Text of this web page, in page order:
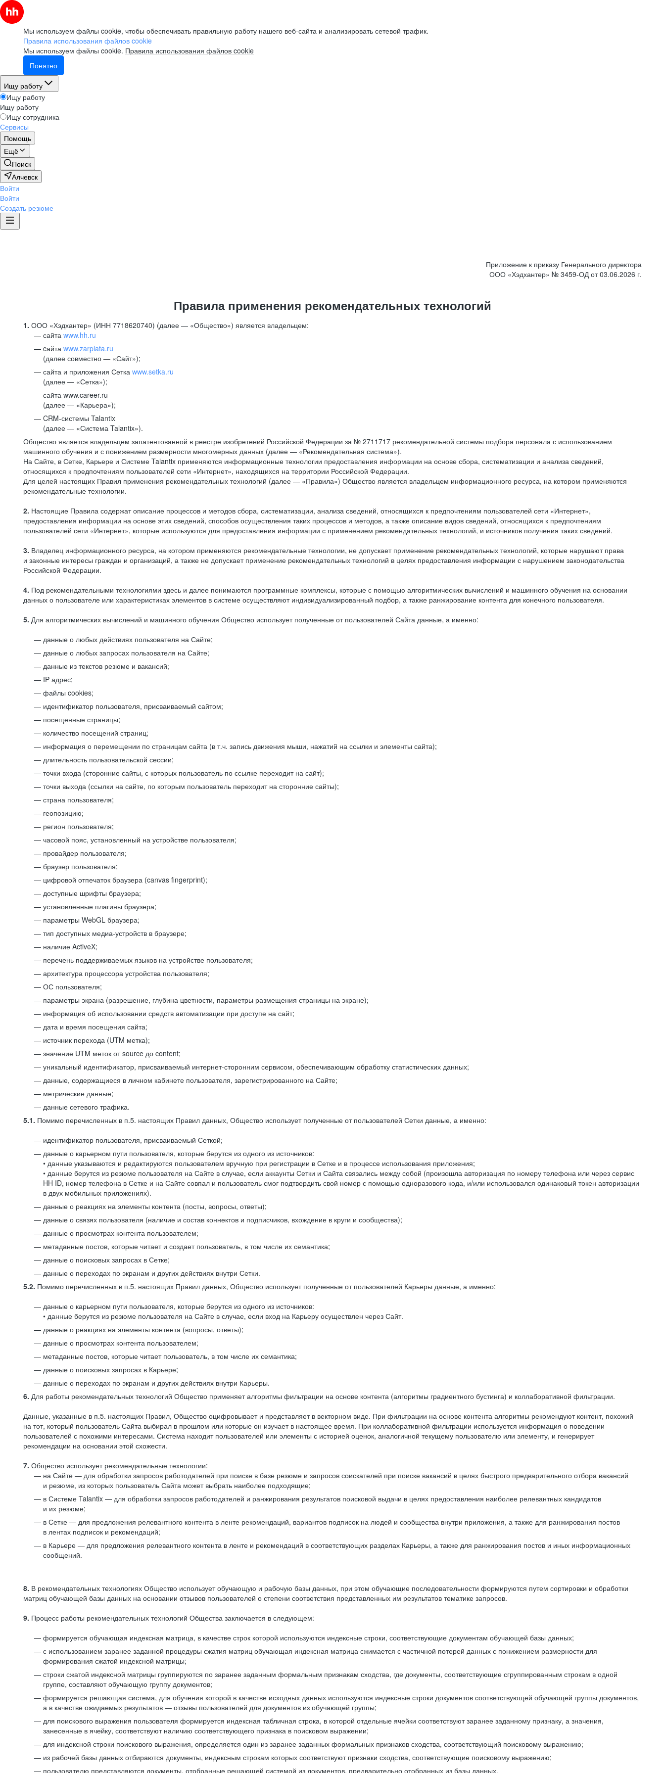
Мы используем файлы cookie, чтобы обеспечивать правильную работу нашего веб-сайта и анализировать сетевой трафик.
Правила использования файлов cookie
Мы используем файлы cookie. Правила использования файлов cookie
Понятно
Ищу работу
Ищу работу
Ищу работу
Ищу сотрудника
Сервисы
Помощь
Ещё
Поиск
Алчевск
Войти
Войти
Создать резюме
Приложение к приказу Генерального директора
ООО «Хэдхантер» № 3459-ОД от 03.06.2026 г.
Правила применения рекомендательных технологий
1. ООО «Хэдхантер» (ИНН 7718620740) (далее — «Общество») является владельцем:
сайта www.hh.ru
cайта www.zarplata.ru
(далее совместно — «Сайт»);
сайта и приложения Сетка www.setka.ru
(далее — «Сетка»);
сайта www.career.ru
(далее — «Карьера»);
CRM-системы Talantix
(далее — «Система Talantix»).
Общество является владельцем запатентованной в реестре изобретений Российской Федерации за № 2711717 рекомендательной системы подбора персонала с использованием
машинного обучения и с понижением размерности многомерных данных (далее — «Рекомендательная система»).
На Сайте, в Сетке, Карьере и Системе Talantix применяются информационные технологии предоставления информации на основе сбора, систематизации и анализа сведений,
относящихся к предпочтениям пользователей сети «Интернет», находящихся на территории Российской Федерации.
Для целей настоящих Правил применения рекомендательных технологий (далее — «Правила») Общество является владельцем информационного ресурса, на котором применяются
рекомендательные технологии.
2. Настоящие Правила содержат описание процессов и методов сбора, систематизации, анализа сведений, относящихся к предпочтениям пользователей сети «Интернет»,
предоставления информации на основе этих сведений, способов осуществления таких процессов и методов, а также описание видов сведений, относящихся к предпочтениям
пользователей сети «Интернет», которые используются для предоставления информации с применением рекомендательных технологий, и источников получения таких сведений.
3. Владелец информационного ресурса, на котором применяются рекомендательные технологии, не допускает применение рекомендательных технологий, которые нарушают права
и законные интересы граждан и организаций, а также не допускает применение рекомендательных технологий в целях предоставления информации с нарушением законодательства
Российской Федерации.
4. Под рекомендательными технологиями здесь и далее понимаются программные комплексы, которые с помощью алгоритмических вычислений и машинного обучения на основании
данных о пользователе или характеристиках элементов в системе осуществляют индивидуализированный подбор, а также ранжирование контента для конечного пользователя.
5. Для алгоритмических вычислений и машинного обучения Общество использует полученные от пользователей Сайта данные, а именно:
данные о любых действиях пользователя на Сайте;
данные о любых запросах пользователя на Сайте;
данные из текстов резюме и вакансий;
IP адрес;
файлы cookies;
идентификатор пользователя, присваиваемый сайтом;
посещенные страницы;
количество посещений страниц;
информация о перемещении по страницам сайта (в т.ч. запись движения мыши, нажатий на ссылки и элементы сайта);
длительность пользовательской сессии;
точки входа (сторонние сайты, с которых пользователь по ссылке переходит на сайт);
точки выхода (ссылки на сайте, по которым пользователь переходит на сторонние сайты);
страна пользователя;
геопозицию;
регион пользователя;
часовой пояс, установленный на устройстве пользователя;
провайдер пользователя;
браузер пользователя;
цифровой отпечаток браузера (canvas fingerprint);
доступные шрифты браузера;
установленные плагины браузера;
параметры WebGL браузера;
тип доступных медиа-устройств в браузере;
наличие ActiveX;
перечень поддерживаемых языков на устройстве пользователя;
архитектура процессора устройства пользователя;
ОС пользователя;
параметры экрана (разрешение, глубина цветности, параметры размещения страницы на экране);
информация об использовании средств автоматизации при доступе на сайт;
дата и время посещения сайта;
источник перехода (UTM метка);
значение UTM меток от source до content;
уникальный идентификатор, присваиваемый интернет-сторонним сервисом, обеспечивающим обработку статистических данных;
данные, содержащиеся в личном кабинете пользователя, зарегистрированного на Сайте;
метрические данные;
данные сетевого трафика.
5.1. Помимо перечисленных в п.5. настоящих Правил данных, Общество использует полученные от пользователей Сетки данные, а именно:
идентификатор пользователя, присваиваемый Сеткой;
данные о карьерном пути пользователя, которые берутся из одного из источников:
• данные указываются и редактируются пользователем вручную при регистрации в Сетке и в процессе использования приложения;
• данные берутся из резюме пользователя на Сайте в случае, если аккаунты Сетки и Сайта связались между собой (произошла авторизация по номеру телефона или через сервис
HH ID, номер телефона в Сетке и на Сайте совпал и пользователь смог подтвердить свой номер с помощью одноразового кода, и/или использовался одинаковый токен авторизации
в двух мобильных приложениях).
данные о реакциях на элементы контента (посты, вопросы, ответы);
данные о связях пользователя (наличие и состав коннектов и подписчиков, вхождение в круги и сообщества);
данные о просмотрах контента пользователем;
метаданные постов, которые читает и создает пользователь, в том числе их семантика;
данные о поисковых запросах в Сетке;
данные о переходах по экранам и других действиях внутри Сетки.
5.2. Помимо перечисленных в п.5. настоящих Правил данных, Общество использует полученные от пользователей Карьеры данные, а именно:
данные о карьерном пути пользователя, которые берутся из одного из источников:
• данные берутся из резюме пользователя на Сайте в случае, если вход на Карьеру осуществлен через Сайт.
данные о реакциях на элементы контента (вопросы, ответы);
данные о просмотрах контента пользователем;
метаданные постов, которые читает пользователь, в том числе их семантика;
данные о поисковых запросах в Карьере;
данные о переходах по экранам и других действиях внутри Карьеры.
6. Для работы рекомендательных технологий Общество применяет алгоритмы фильтрации на основе контента (алгоритмы градиентного бустинга) и коллаборативной фильтрации.
Данные, указанные в п.5. настоящих Правил, Общество оцифровывает и представляет в векторном виде. При фильтрации на основе контента алгоритмы рекомендуют контент, похожий
на тот, который пользователь Сайта выбирал в прошлом или которые он изучает в настоящее время. При коллаборативной фильтрации используется информация о поведении
пользователей с похожими интересами. Система находит пользователей или элементы с историей оценок, аналогичной текущему пользователю или элементу, и генерирует
рекомендации на основании этой схожести.
7. Общество использует рекомендательные технологии:
на Сайте — для обработки запросов работодателей при поиске в базе резюме и запросов соискателей при поиске вакансий в целях быстрого предварительного отбора вакансий
и резюме, из которых пользователь Сайта может выбрать наиболее подходящие;
в Системе Talantix — для обработки запросов работодателей и ранжирования результатов поисковой выдачи в целях предоставления наиболее релевантных кандидатов
и их резюме;
в Сетке — для предложения релевантного контента в ленте рекомендаций, вариантов подписок на людей и сообщества внутри приложения, а также для ранжирования постов
в лентах подписок и рекомендаций;
в Карьере — для предложения релевантного контента в ленте и рекомендаций в соответствующих разделах Карьеры, а также для ранжирования постов и иных информационных
сообщений.
8. В рекомендательных технологиях Общество использует обучающую и рабочую базы данных, при этом обучающие последовательности формируются путем сортировки и обработки
матриц обучающей базы данных на основании отзывов пользователей о степени соответствия представленных им результатов тематике запросов.
9. Процесс работы рекомендательных технологий Общества заключается в следующем:
формируется обучающая индексная матрица, в качестве строк которой используются индексные строки, соответствующие документам обучающей базы данных;
с использованием заранее заданной процедуры сжатия матриц обучающая индексная матрица сжимается с частичной потерей данных с понижением размерности для
формирования сжатой индексной матрицы;
строки сжатой индексной матрицы группируются по заранее заданным формальным признакам сходства, где документы, соответствующие сгруппированным строкам в одной
группе, составляют обучающую группу документов;
формируется решающая система, для обучения которой в качестве исходных данных используются индексные строки документов соответствующей обучающей группы документов,
а в качестве ожидаемых результатов — отзывы пользователей для документов из обучающей группы;
для поискового выражения пользователя формируется индексная табличная строка, в которой отдельные ячейки соответствуют заранее заданному признаку, а значения,
занесенные в ячейку, соответствуют наличию соответствующего признака в поисковом выражении;
для индексной строки поискового выражения, определяется один из заранее заданных формальных признаков сходства, соответствующий поисковому выражению;
из рабочей базы данных отбираются документы, индексным строкам которых соответствуют признаки сходства, соответствующие поисковому выражению;
пользователю представляются документы, отобранные решающей системой из документов, предварительно отобранных из базы данных.